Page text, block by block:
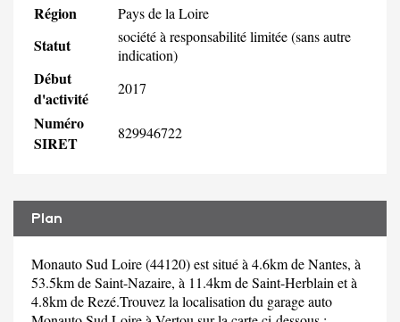
Région Pays de la Loire
Statut
société à responsabilité limitée (sans autre
indication)
Début
d'activité
2017
Numéro
SIRET
829946722
Plan
Monauto Sud Loire (44120) est situé à 4.6km de Nantes, à
53.5km de Saint-Nazaire, à 11.4km de Saint-Herblain et à
4.8km de Rezé.Trouvez la localisation du garage auto